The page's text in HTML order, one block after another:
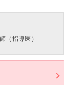
指導医）